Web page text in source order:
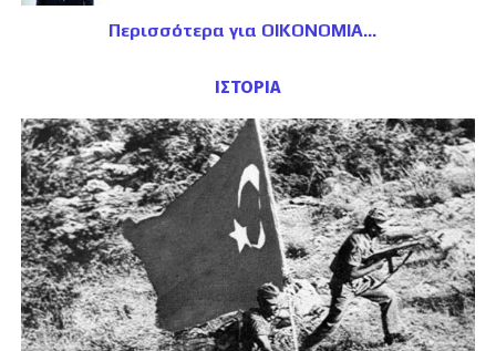
Περισσότερα για ΟΙΚΟΝΟΜΙΑ
ΙΣΤΟΡΙΑ